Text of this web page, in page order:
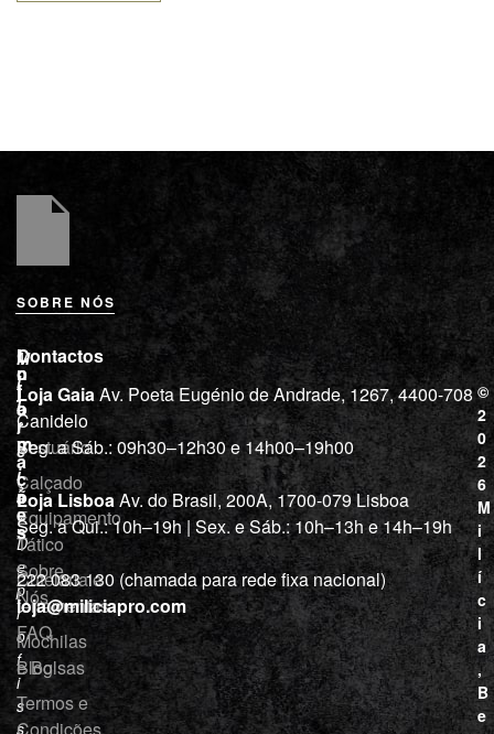
SOBRE NÓS
M
i
l
í
c
i
a
“
D
e
p
r
o
f
i
s
s
L
o
j
a
Vestuário
Calçado
Equipamento
Tático
Cutelaria e
ferramentas
Mochilas
e Bolsas
I
n
f
o
r
m
a
ç
õ
e
s
Sobre
Nós
FAQ
Blog
Termos e
Condições
Contactos
Loja GaiaAv. Poeta Eugénio de Andrade, 1267, 4400-708
Canidelo
Seg. a Sáb.: 09h30–12h30 e 14h00–19h00
Loja LisboaAv. do Brasil, 200A, 1700-079 Lisboa
Seg. a Qui.: 10h–19h | Sex. e Sáb.: 10h–13h e 14h–19h
222 083 130 (chamada para rede fixa nacional)
loja@miliciapro.com
©
2
0
2
6
M
i
l
í
c
i
a
,
B
e